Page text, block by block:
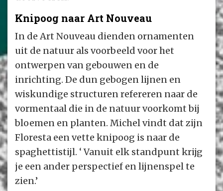
Knipoog naar Art Nouveau
In de Art Nouveau dienden ornamenten
uit de natuur als voorbeeld voor het
ontwerpen van gebouwen en de
inrichting. De dun gebogen lijnen en
wiskundige structuren refereren naar de
vormentaal die in de natuur voorkomt bij
bloemen en planten. Michel vindt dat zijn
Floresta een vette knipoog is naar de
spaghettistijl. ‘ Vanuit elk standpunt krijg
je een ander perspectief en lijnenspel te
zien.’